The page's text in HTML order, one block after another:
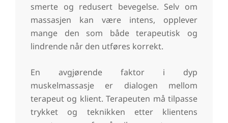
smerte og redusert bevegelse. Selv om
massasjen kan være intens, opplever
mange den som både terapeutisk og
lindrende når den utføres korrekt.
En avgjørende faktor i dyp
muskelmassasje er dialogen mellom
terapeut og klient. Terapeuten må tilpasse
trykket og teknikken etter klientens